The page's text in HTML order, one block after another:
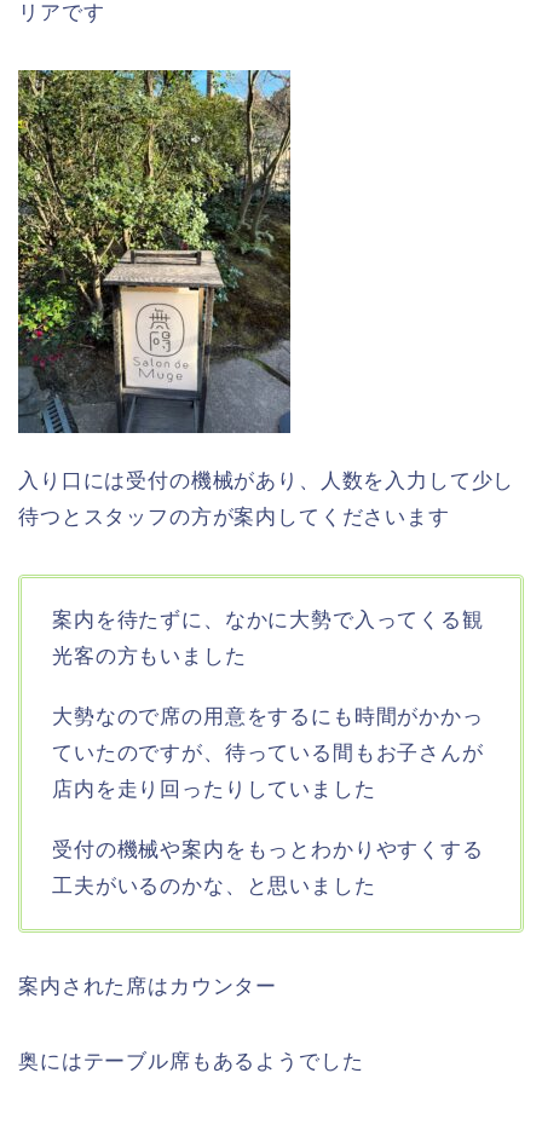
リアです
入り口には受付の機械があり、人数を入力して少し
待つとスタッフの方が案内してくださいます
案内を待たずに、なかに大勢で入ってくる観
光客の方もいました
大勢なので席の用意をするにも時間がかかっ
ていたのですが、待っている間もお子さんが
店内を走り回ったりしていました
受付の機械や案内をもっとわかりやすくする
工夫がいるのかな、と思いました
案内された席はカウンター
奥にはテーブル席もあるようでした